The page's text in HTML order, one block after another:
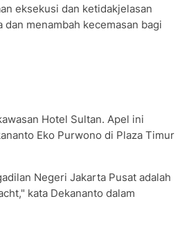
eksekusi dan ketidakjelasan
menambah kecemasan bagi
Hotel Sultan. Apel ini
Eko Purwono di Plaza Timur
Negeri Jakarta Pusat adalah
kata Dekananto dalam